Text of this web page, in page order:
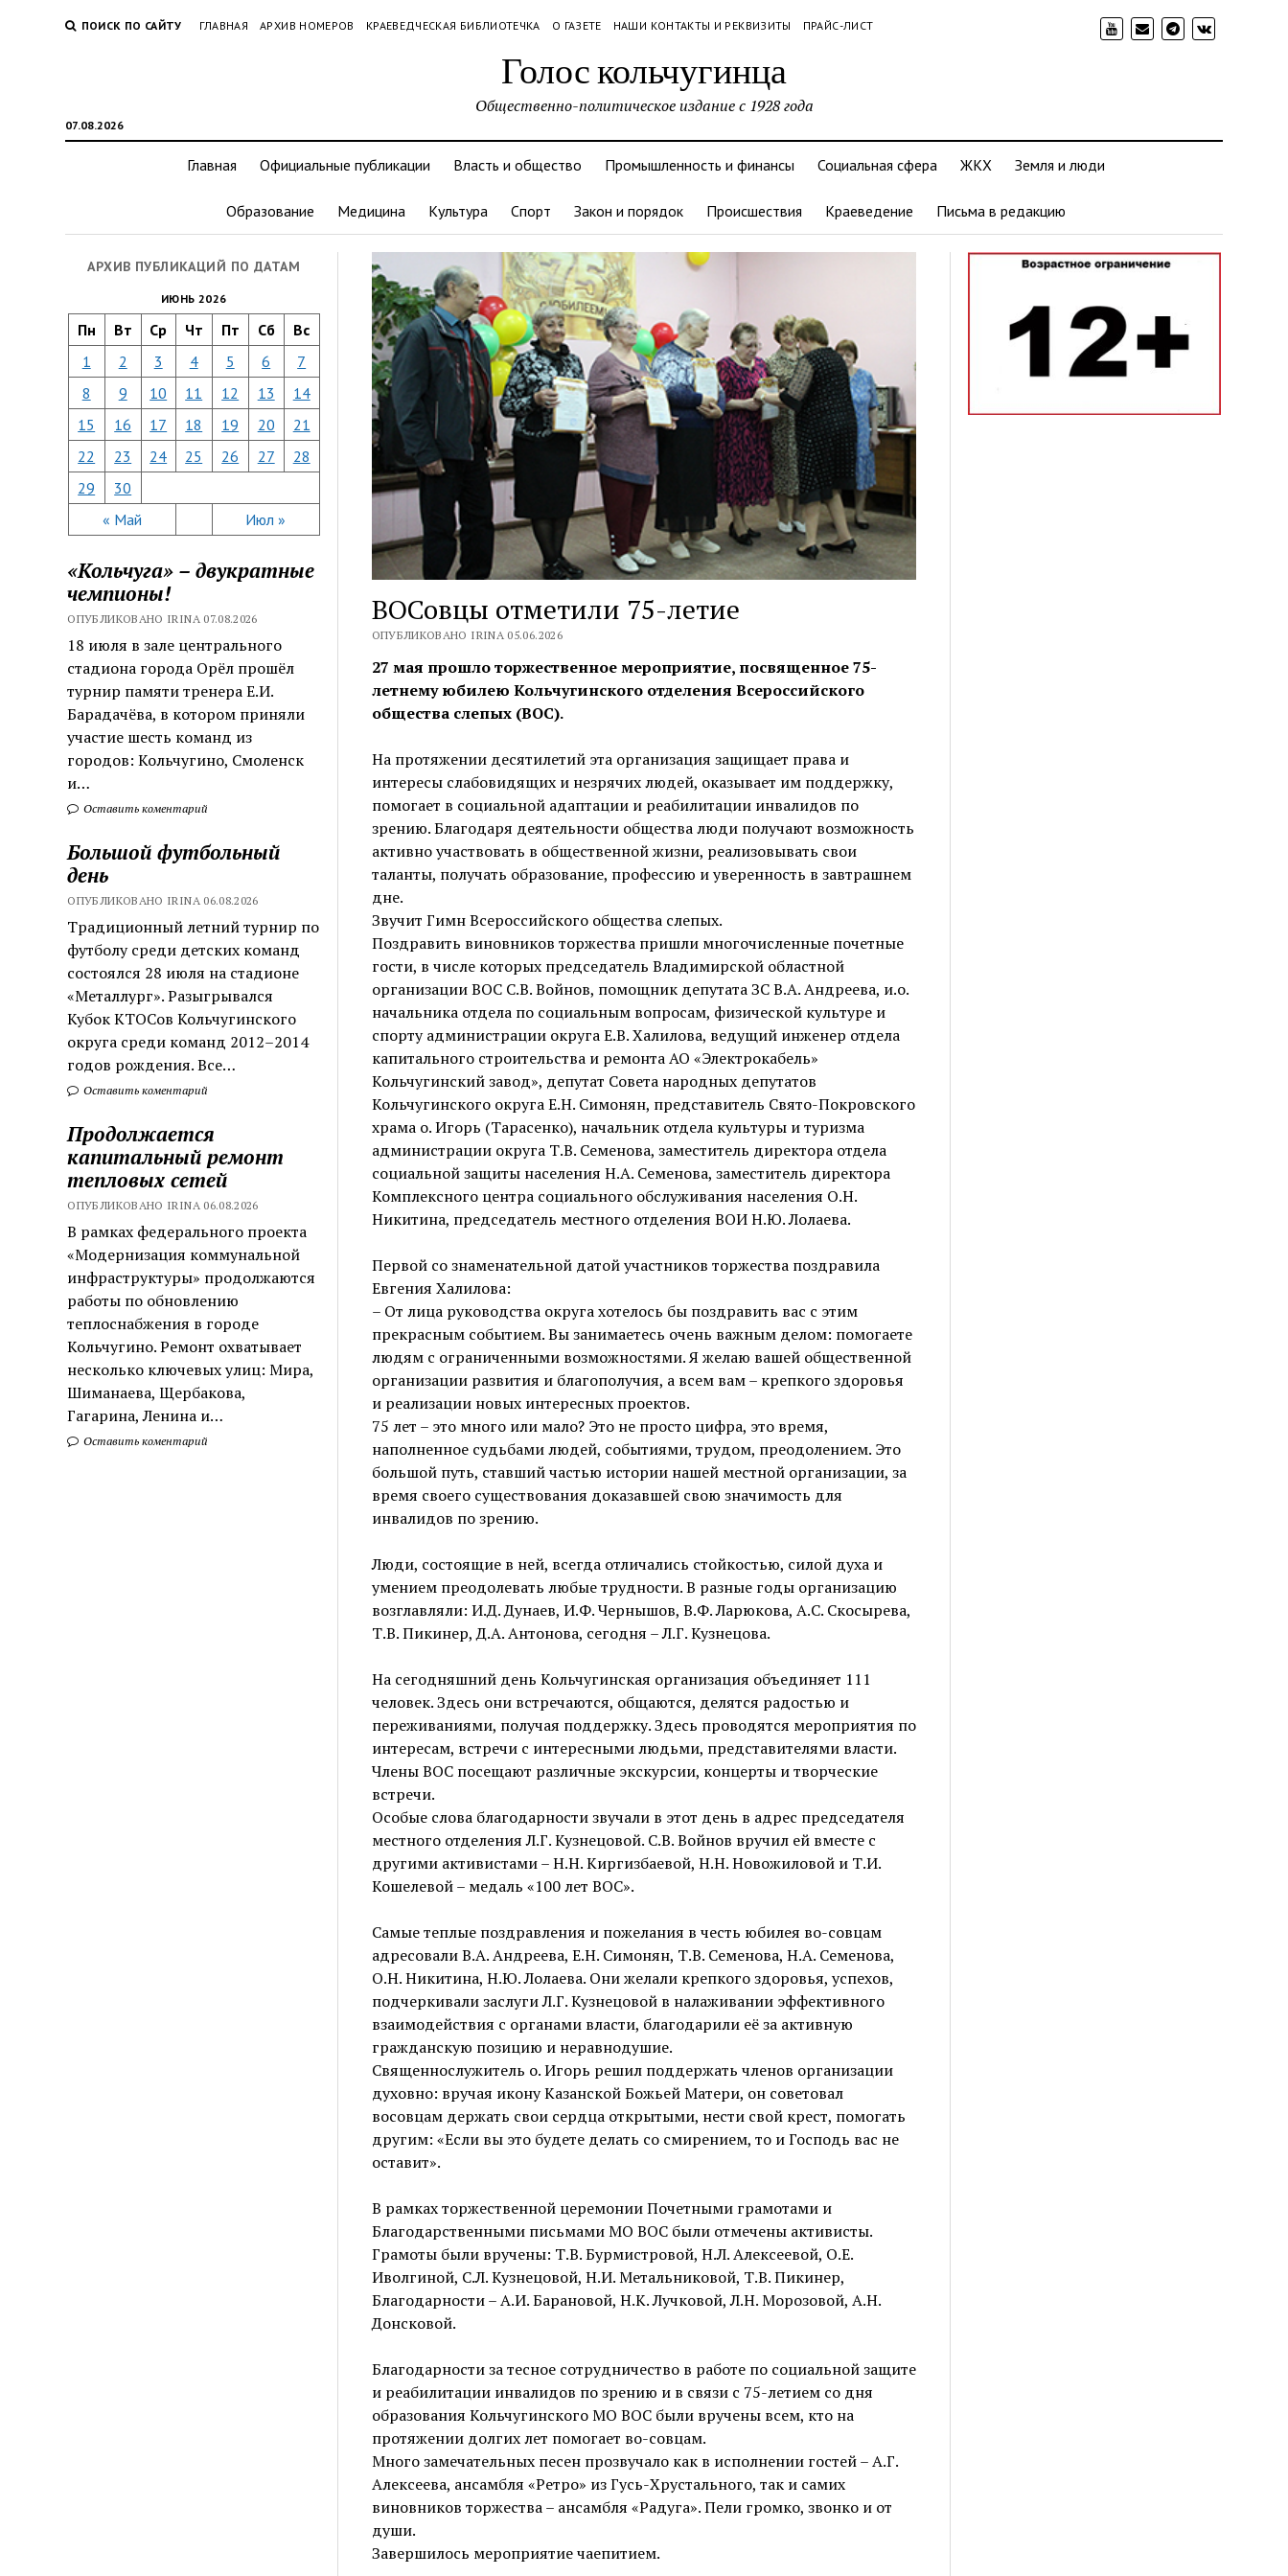
ПОИСК ПО САЙТУ ГЛАВНАЯ АРХИВ НОМЕРОВ КРАЕВЕДЧЕСКАЯ БИБЛИОТЕЧКА О ГАЗЕТЕ НАШИ КОНТАКТЫ И РЕКВИЗИТЫ ПРАЙС-ЛИСТ
Голос кольчугинца
07.08.2026
Общественно-политическое издание с 1928 года
Главная Официальные публикации Власть и общество Промышленность и финансы Социальная сфера ЖКХ Земля и люди
Образование Медицина Культура Спорт Закон и порядок Происшествия Краеведение Письма в редакцию
АРХИВ ПУБЛИКАЦИЙ ПО ДАТАМ
ИЮНЬ 2026
Пн Вт Ср Чт Пт Сб Вс
« Май Июл »
1 2 3 4 5 6
7
8
9 10 11 12 13
14
15
16 17 18 19 20
21
22
23 24 25 26 27
28
29
30
«Кольчуга» – двукратные
чемпионы!
ОПУБЛИКОВАНО IRINA 07.08.2026
18 июля в зале центрального
стадиона города Орёл прошёл
турнир памяти тренера Е.И.
Барадачёва, в котором приняли
участие шесть команд из
городов: Кольчугино, Смоленск
и…
Оставить коментарий
Большой футбольный
день
ОПУБЛИКОВАНО IRINA 06.08.2026
Традиционный летний турнир по
футболу среди детских команд
состоялся 28 июля на стадионе
«Металлург». Разыгрывался
Кубок КТОСов Кольчугинского
округа среди команд 2012–2014
годов рождения. Все…
Оставить коментарий
Продолжается
капитальный ремонт
тепловых сетей
ОПУБЛИКОВАНО IRINA 06.08.2026
В рамках федерального проекта
«Модернизация коммунальной
инфраструктуры» продолжаются
работы по обновлению
теплоснабжения в городе
Кольчугино. Ремонт охватывает
несколько ключевых улиц: Мира,
Шиманаева, Щербакова,
Гагарина, Ленина и…
Оставить коментарий
ВОСовцы отметили 75-летие
ОПУБЛИКОВАНО IRINA 05.06.2026
27 мая прошло торжественное мероприятие, посвященное 75-
летнему юбилею Кольчугинского отделения Всероссийского
общества слепых (ВОС).
На протяжении десятилетий эта организация защищает права и
интересы слабовидящих и незрячих людей, оказывает им поддержку,
помогает в социальной адаптации и реабилитации инвалидов по
зрению. Благодаря деятельности общества люди получают возможность
активно участвовать в общественной жизни, реализовывать свои
таланты, получать образование, профессию и уверенность в завтрашнем
дне.
Звучит Гимн Всероссийского общества слепых.
Поздравить виновников торжества пришли многочисленные почетные
гости, в числе которых председатель Владимирской областной
организации ВОС С.В. Войнов, помощник депутата ЗС В.А. Андреева, и.о.
начальника отдела по социальным вопросам, физической культуре и
спорту администрации округа Е.В. Халилова, ведущий инженер отдела
капитального строительства и ремонта АО «Электрокабель»
Кольчугинский завод», депутат Совета народных депутатов
Кольчугинского округа Е.Н. Симонян, представитель Свято-Покровского
храма о. Игорь (Тарасенко), начальник отдела культуры и туризма
администрации округа Т.В. Семенова, заместитель директора отдела
социальной защиты населения Н.А. Семенова, заместитель директора
Комплексного центра социального обслуживания населения О.Н.
Никитина, председатель местного отделения ВОИ Н.Ю. Лолаева.
Первой со знаменательной датой участников торжества поздравила
Евгения Халилова:
– От лица руководства округа хотелось бы поздравить вас с этим
прекрасным событием. Вы занимаетесь очень важным делом: помогаете
людям с ограниченными возможностями. Я желаю вашей общественной
организации развития и благополучия, а всем вам – крепкого здоровья
и реализации новых интересных проектов.
75 лет – это много или мало? Это не просто цифра, это время,
наполненное судьбами людей, событиями, трудом, преодолением. Это
большой путь, ставший частью истории нашей местной организации, за
время своего существования доказавшей свою значимость для
инвалидов по зрению.
Люди, состоящие в ней, всегда отличались стойкостью, силой духа и
умением преодолевать любые трудности. В разные годы организацию
возглавляли: И.Д. Дунаев, И.Ф. Чернышов, В.Ф. Ларюкова, А.С. Скосырева,
Т.В. Пикинер, Д.А. Антонова, сегодня – Л.Г. Кузнецова.
На сегодняшний день Кольчугинская организация объединяет 111
человек. Здесь они встречаются, общаются, делятся радостью и
переживаниями, получая поддержку. Здесь проводятся мероприятия по
интересам, встречи с интересными людьми, представителями власти.
Члены ВОС посещают различные экскурсии, концерты и творческие
встречи.
Особые слова благодарности звучали в этот день в адрес председателя
местного отделения Л.Г. Кузнецовой. С.В. Войнов вручил ей вместе с
другими активистами – Н.Н. Киргизбаевой, Н.Н. Новожиловой и Т.И.
Кошелевой – медаль «100 лет ВОС».
Самые теплые поздравления и пожелания в честь юбилея во-совцам
адресовали В.А. Андреева, Е.Н. Симонян, Т.В. Семенова, Н.А. Семенова,
О.Н. Никитина, Н.Ю. Лолаева. Они желали крепкого здоровья, успехов,
подчеркивали заслуги Л.Г. Кузнецовой в налаживании эффективного
взаимодействия с органами власти, благодарили её за активную
гражданскую позицию и неравнодушие.
Священнослужитель о. Игорь решил поддержать членов организации
духовно: вручая икону Казанской Божьей Матери, он советовал
восовцам держать свои сердца открытыми, нести свой крест, помогать
другим: «Если вы это будете делать со смирением, то и Господь вас не
оставит».
В рамках торжественной церемонии Почетными грамотами и
Благодарственными письмами МО ВОС были отмечены активисты.
Грамоты были вручены: Т.В. Бурмистровой, Н.Л. Алексеевой, О.Е.
Иволгиной, С.Л. Кузнецовой, Н.И. Метальниковой, Т.В. Пикинер,
Благодарности – А.И. Барановой, Н.К. Лучковой, Л.Н. Морозовой, А.Н.
Донсковой.
Благодарности за тесное сотрудничество в работе по социальной защите
и реабилитации инвалидов по зрению и в связи с 75-летием со дня
образования Кольчугинского МО ВОС были вручены всем, кто на
протяжении долгих лет помогает во-совцам.
Много замечательных песен прозвучало как в исполнении гостей – А.Г.
Алексеева, ансамбля «Ретро» из Гусь-Хрустального, так и самих
виновников торжества – ансамбля «Радуга». Пели громко, звонко и от
души.
Завершилось мероприятие чаепитием.